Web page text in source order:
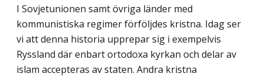
I Sovjetunionen samt övriga länder med
kommunistiska regimer förföljdes kristna. Idag ser
vi att denna historia upprepar sig i exempelvis
Ryssland där enbart ortodoxa kyrkan och delar av
islam accepteras av staten. Andra kristna